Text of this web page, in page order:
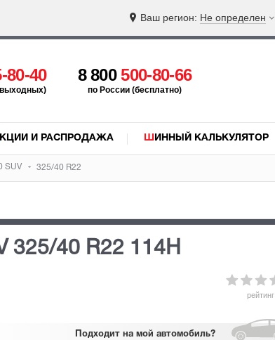
Ваш регион: Не определен
80-40
выходных)
8 800500-80-66
по России (бесплатно)
АКЦИИ И РАСПРОДАЖА ШИННЫЙ КАЛЬКУЛЯТОР
SUV 325/40 R22
325/40 R22 114H
рейтинг
Подходит на мой автомобиль?